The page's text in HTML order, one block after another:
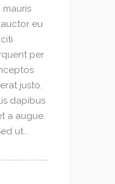
eu
per
justo.
dapibus
a augue.
ut...